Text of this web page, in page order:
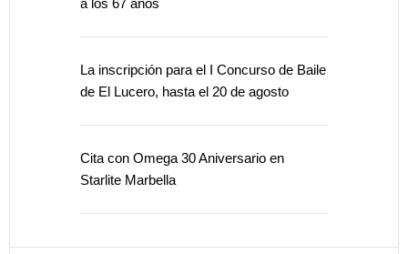
a los 67 años
La inscripción para el I Concurso de Baile
de El Lucero, hasta el 20 de agosto
Cita con Omega 30 Aniversario en
Starlite Marbella